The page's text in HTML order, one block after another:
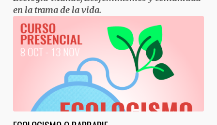
en la trama de la vida.